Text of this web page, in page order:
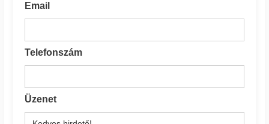
Email
Telefonszám
Üzenet